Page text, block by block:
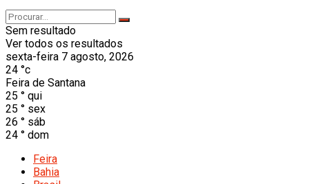
Sem resultado
Ver todos os resultados
sexta-feira 7 agosto, 2026
24 °c
Feira de Santana
25 ° qui
25 ° sex
26 ° sáb
24 ° dom
Feira
Bahia